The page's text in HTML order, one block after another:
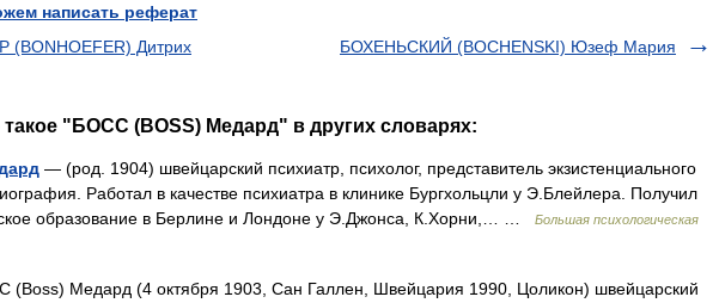
написать реферат
Дитрих
БОХЕНЬСКИЙ (BOCHENSKI) Юзеф Мария
"БОСС (BOSS) Медард" в других словарях:
— (род. 1904) швейцарский психиатр, психолог, представитель экзистенциального
Работал в качестве психиатра в клинике Бургхольцли у Э.Блейлера. Получил
образование в Берлине и Лондоне у Э.Джонса, К.Хорни,… …
Большая психологическая
Медард (4 октября 1903, Сан Галлен, Швейцария 1990, Цоликон) швейцарский